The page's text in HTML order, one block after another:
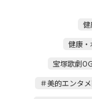
健
健康・
宝塚歌劇
＃美的エンタ